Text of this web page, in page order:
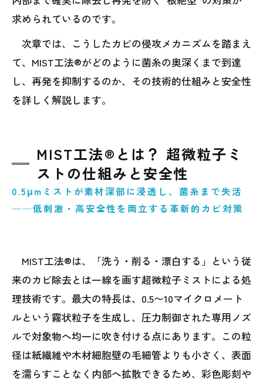
求められているのです。
次章では、こうしたカビの侵攻メカニズムを踏まえ
て、MIST工法®がどのように菌糸の奥深くまで到達
し、再発を抑制するのか、その技術的仕組みと安全性
を詳しく解説します。
MIST工法®とは？ 超微粒子ミ
ストの仕組みと安全性
0.5μmミストが素材深部に浸透し、菌糸まで失活
──低刺激・高安全性を両立する革新的カビ対策
MIST工法®は、「洗う・削る・漂白する」という従
来のカビ除去とは一線を画す超微粒子ミストによる処
理技術です。最大の特長は、0.5〜10マイクロメート
ルという霧状粒子を生成し、圧力制御された専用ノズ
ルで対象物へ均一に吹き付ける点にあります。この粒
径は紙繊維や木材細胞壁の毛細管よりも小さく、表面
を濡らすことなく内部へ拡散できるため、彩色彫刻や